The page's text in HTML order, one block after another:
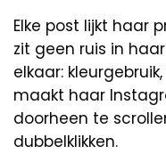
Elke post lijkt haar
zit geen ruis in
elkaar:
maakt haar
doorheen te
dubbelklikken.